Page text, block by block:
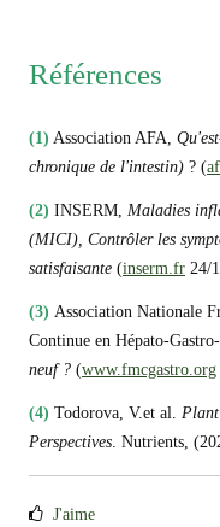
Références
(1) Association AFA,
chronique de l'intestin) ? (
(2) INSERM, Maladies
(MICI), Contrôler les
satisfaisante (inserm.fr 24/
(3) Association Nationale
Continue en Hépato-
neuf ? (www.fmcgastro.org
(4) Todorova, V.et al.
Perspectives. Nutrients,
J'aime